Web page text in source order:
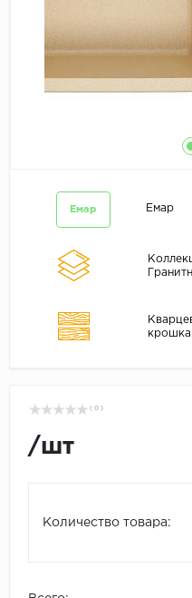
Емар Емар
крошка
( 0 )
/шт
Количество товара: